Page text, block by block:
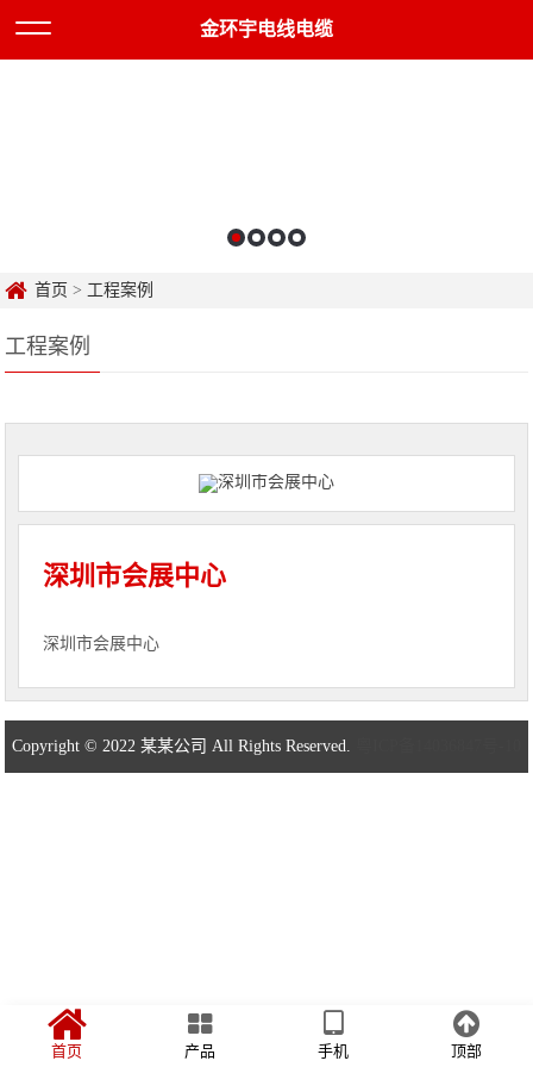
金环宇电线电缆
首页 > 工程案例
工程案例
深圳市会展中心
深圳市会展中心
Copyright © 2022 某某公司 All Rights Reserved.
首页 产品 手机 顶部